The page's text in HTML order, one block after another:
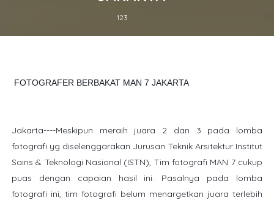
123
FOTOGRAFER BERBAKAT MAN 7 JAKARTA
Jakarta----Meskipun meraih juara 2 dan 3 pada lomba
fotografi yg diselenggarakan Jurusan Teknik Arsitektur Institut
Sains & Teknologi Nasional (ISTN), Tim fotografi MAN 7 cukup
puas dengan capaian hasil ini. Pasalnya pada lomba
fotografi ini, tim fotografi belum menargetkan juara terlebih